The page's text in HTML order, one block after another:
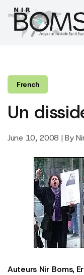
French
Un
June 10, 2008 | By
Auteurs Nir Boms,